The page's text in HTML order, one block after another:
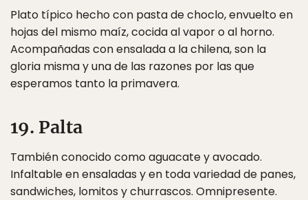
Plato típico hecho con pasta de choclo, envuelto en
hojas del mismo maíz, cocida al vapor o al horno.
Acompañadas con ensalada a la chilena, son la
gloria misma y una de las razones por las que
esperamos tanto la primavera.
19. Palta
También conocido como aguacate y avocado.
Infaltable en ensaladas y en toda variedad de panes,
sandwiches, lomitos y churrascos. Omnipresente.